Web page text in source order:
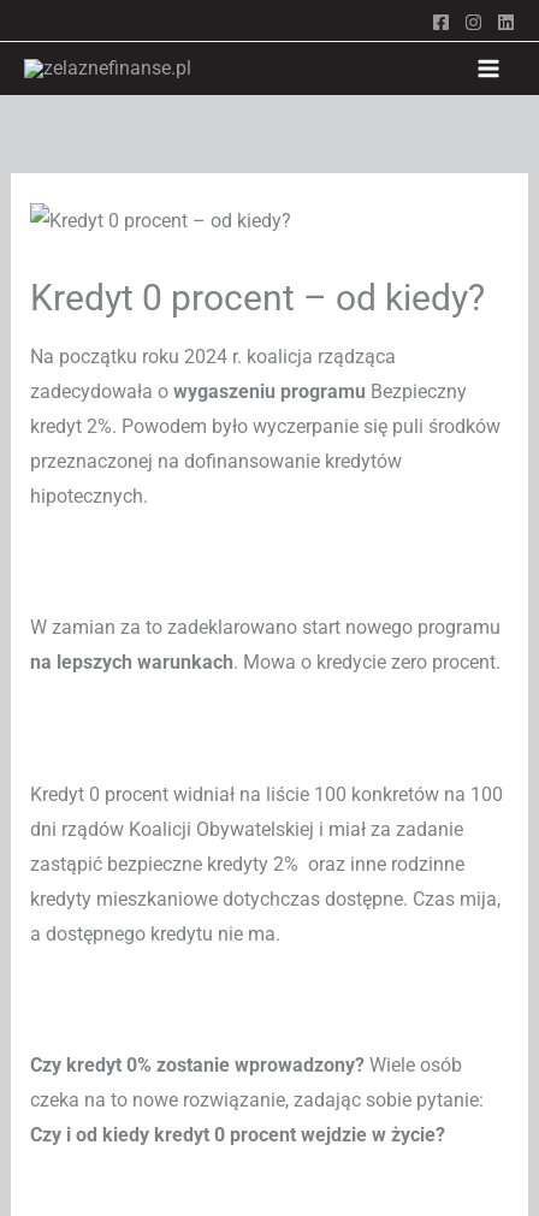
treści
Kredyt 0 procent – od kiedy?
Na początku roku 2024 r. koalicja rządząca
zadecydowała o wygaszeniu programu Bezpieczny
kredyt 2%. Powodem było wyczerpanie się puli środków
przeznaczonej na dofinansowanie kredytów
hipotecznych.
W zamian za to zadeklarowano start nowego programu
na lepszych warunkach. Mowa o kredycie zero procent.
Kredyt 0 procent widniał na liście 100 konkretów na 100
dni rządów Koalicji Obywatelskiej i miał za zadanie
zastąpić bezpieczne kredyty 2% oraz inne rodzinne
kredyty mieszkaniowe dotychczas dostępne. Czas mija,
a dostępnego kredytu nie ma.
Czy kredyt 0% zostanie wprowadzony?Wiele osób
czeka na to nowe rozwiązanie, zadając sobie pytanie:
Czy i od kiedy kredyt 0 procent wejdzie w życie?